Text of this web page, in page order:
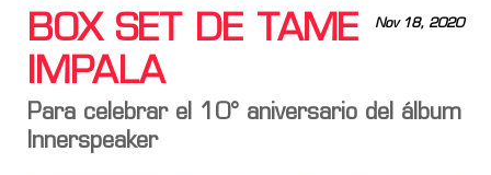
Nov 18, 2020
BOX SET DE TAME
IMPALA
Para celebrar el 10° aniversario del álbum
Innerspeaker